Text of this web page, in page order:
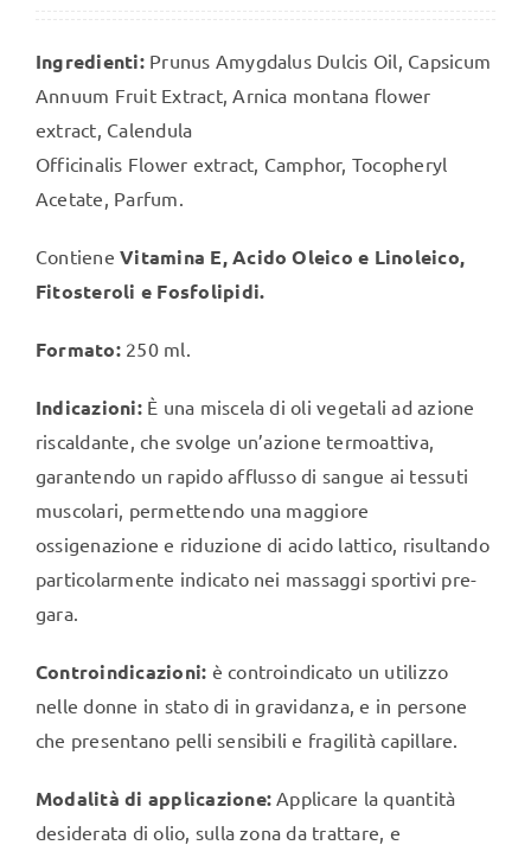
Ingredienti:Prunus Amygdalus Dulcis Oil, Capsicum
Annuum Fruit Extract, Arnica montana flower
extract, Calendula
Officinalis Flower extract, Camphor, Tocopheryl
Acetate, Parfum.
Contiene Vitamina E, Acido Oleico e Linoleico,
Fitosteroli e Fosfolipidi.
Formato:250 ml.
Indicazioni:È una miscela di oli vegetali ad azione
riscaldante, che svolge un’azione termoattiva,
garantendo un rapido afflusso di sangue ai tessuti
muscolari, permettendo una maggiore
ossigenazione e riduzione di acido lattico, risultando
particolarmente indicato nei massaggi sportivi pre-
gara.
Controindicazioni: è controindicato un utilizzo
nelle donne in stato di in gravidanza, e in persone
che presentano pelli sensibili e fragilità capillare.
Modalità di applicazione:Applicare la quantità
desiderata di olio, sulla zona da trattare, e